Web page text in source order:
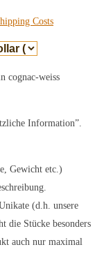
Costs
cognac-weiss
Information”.
Gewicht etc.)
(d.h. unsere
die Stücke besonders
auch nur maximal